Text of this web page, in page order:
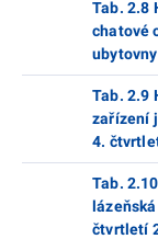
Tab. 2.8
chatové
Tab. 2.9
zařízení
4.
Tab.
čtvrtletí